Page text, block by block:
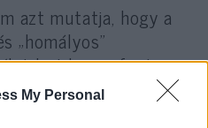
My Personal
azt mutatja, hogy a
„homályos”
kritikusan fontos
az anyagi
és fizikai jólétre, a